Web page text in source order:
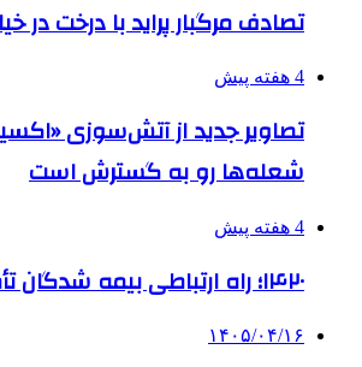
تصادف مرگبار پراید با درخت در
4 هفته پیش
تصاویر جدید از آتش‌سوزی
شعله‌ها رو به گسترش است
4 هفته پیش
۱۴۲۰؛ راه ارتباطی بیمه شدگان تأمین‌اجتماعی
۱۴۰۵/۰۴/۱۶